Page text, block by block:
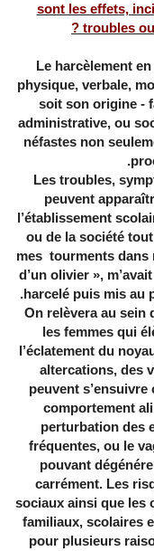
sont les effets,
troubles ou
Le harcèlement
physique, verbale,
soit son origine -
administrative, ou
néfastes non
Les troubles,
peuvent
l’établissement
ou de la société
mes tourments dans
d’un olivier »,
harcelé puis mis au
-On relèvera au
les femmes qui
l’éclatement du
altercations, des
peuvent
comportement
perturbation des
fréquentes, ou le
pouvant
carrément. Les
sociaux ainsi que les
familiaux, scolaires
pour plusieurs